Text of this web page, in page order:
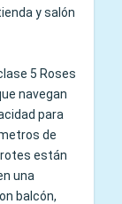
y salón
5 Roses
navegan
para
de
están
una
balcón,